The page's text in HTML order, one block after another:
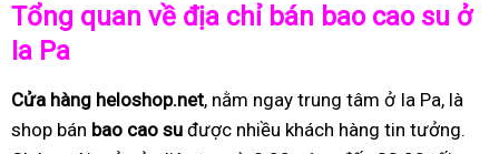
Tổng quan về địa chỉ bán bao cao su ở
Ia Pa
Cửa hàng heloshop.net, nằm ngay trung tâm ở Ia Pa, là
shop bán bao cao su được nhiều khách hàng tin tưởng.